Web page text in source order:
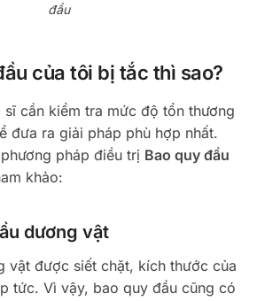
đầu
của tôi bị tắc thì sao?
cần kiểm tra mức độ tổn thương
đưa ra giải pháp phù hợp nhất.
pháp điều trị Bao quy đầu
khảo:
dương vật
vật được siết chặt, kích thước của
tức. Vì vậy, bao quy đầu cũng có